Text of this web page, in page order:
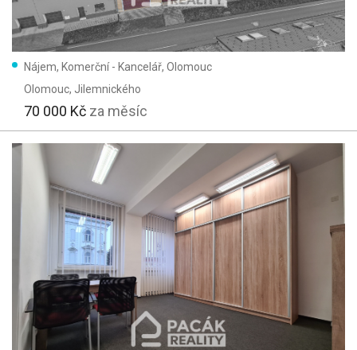
Nájem, Komerční - Kancelář, Olomouc
Olomouc, Jilemnického
70 000 Kč za měsíc